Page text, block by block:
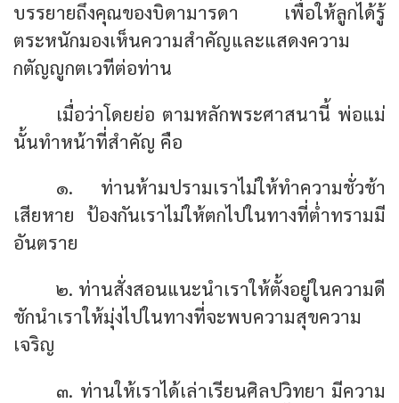
บรรยายถึงคุณของบิดามารดา เพื่อให้ลูกได้รู้
ตระหนักมองเห็นความสำคัญและแสดงความ
กตัญญูกตเวทีต่อท่าน
เมื่อว่าโดยย่อ ตามหลักพระศาสนานี้ พ่อแม่
นั้นทำหน้าที่สำคัญ คือ
๑. ท่านห้ามปรามเราไม่ให้ทำความชั่วช้า
เสียหาย ป้องกันเราไม่ให้ตกไปในทางที่ต่ำทรามมี
อันตราย
๒. ท่านสั่งสอนแนะนำเราให้ตั้งอยู่ในความดี
ชักนำเราให้มุ่งไปในทางที่จะพบความสุขความ
เจริญ
๓. ท่านให้เราได้เล่าเรียนศิลปวิทยา มีความ